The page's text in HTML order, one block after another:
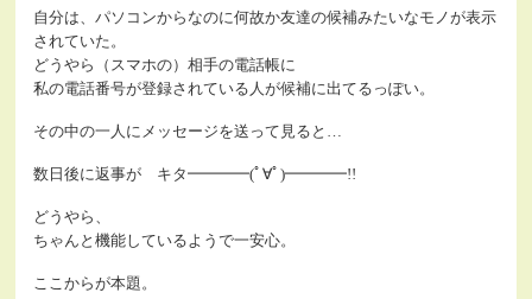
自分は、パソコンからなのに何故か友達の候補みたいなモノが表示
されていた。
どうやら（スマホの）相手の電話帳に
私の電話番号が登録されている人が候補に出てるっぽい。
その中の一人にメッセージを送って見ると…
数日後に返事が キタ━━━━(ﾟ∀ﾟ)━━━━!!
どうやら、
ちゃんと機能しているようで一安心。
ここからが本題。